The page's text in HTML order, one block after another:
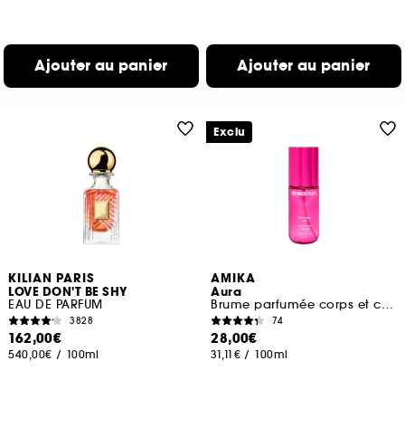
Ajouter au panier Ajouter au panier
KILIAN PARIS
LOVE DON'T BE SHY
EAU DE PARFUM
3828
162,00€
540,00€ / 100ml
AMIKA
Aura
Brume parfumée corps et cheveux
74
28,00€
31,11€ / 100ml
Exclu